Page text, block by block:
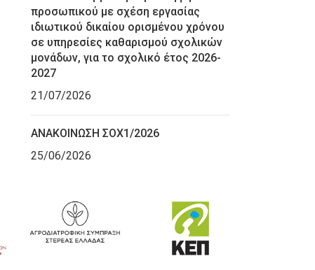
προσωπικού με σχέση εργασίας
ιδιωτικού δικαίου ορισμένου χρόνου
σε υπηρεσίες καθαρισμού σχολικών
μονάδων, για το σχολικό έτος 2026-
2027
21/07/2026
ΑΝΑΚΟΙΝΩΣΗ ΣΟΧ1/2026
25/06/2026